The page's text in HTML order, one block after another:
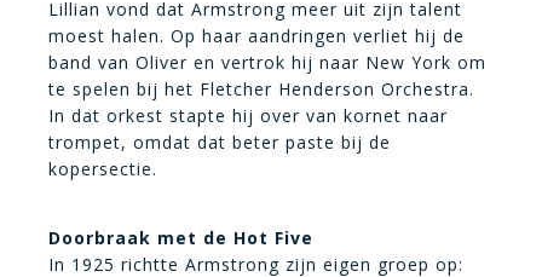
Lillian vond dat Armstrong meer uit zijn talent
moest halen. Op haar aandringen verliet hij de
band van Oliver en vertrok hij naar New York om
te spelen bij het Fletcher Henderson Orchestra.
In dat orkest stapte hij over van kornet naar
trompet, omdat dat beter paste bij de
kopersectie.
Doorbraak met de Hot Five
In 1925 richtte Armstrong zijn eigen groep op: